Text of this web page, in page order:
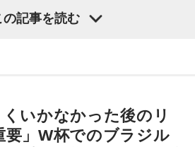
ューネラルアンバサダーも務める田
砂山圭大郎アナウンサーが登壇。
なる本イベントは、参加者が自分自
ナーで展開。「自分への表彰状を送
の記事を読む
いかなかった後のリ
」W杯でのブラジル